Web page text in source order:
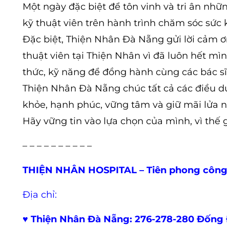
Một ngày đặc biệt để tôn vinh và tri ân
kỹ thuật viên trên hành trình chăm sóc sức
Đặc biệt, Thiện Nhân Đà Nẵng gửi lời cảm
thuật viên tại Thiện Nhân vì đã luôn hết
thức, kỹ năng để đồng hành cùng các bác
Thiện Nhân Đà Nẵng chúc tất cả các điều
khỏe, hạnh phúc, vững tâm và giữ mãi lửa
Hãy vững tin vào lựa chọn của mình, vì thế
– – – – – – – – – –
THIỆN NHÂN HOSPITAL – Tiên phong
Địa chỉ:
♥ Thiện Nhân Đà Nẵng: 276-278-280